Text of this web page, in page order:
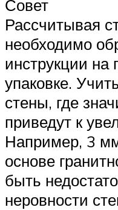
Совет
Рассчитывая
необходимо
инструкции на
упаковке.
стены, где
приведут к
Например, 3
основе
быть
неровности